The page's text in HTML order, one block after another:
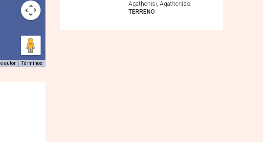
autor Términos
Agathonisi, Agathonìssi
TERRENO